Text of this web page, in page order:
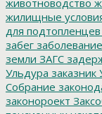
жилищные
для подтопленцев
забег заболевание
земли ЗАГС
Ульдура
Собрание
законороект